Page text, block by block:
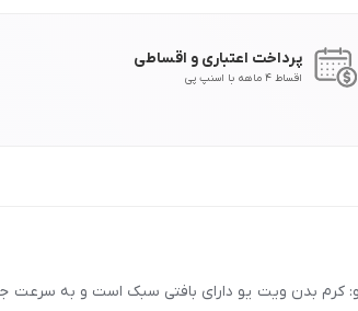
پرداخت اعتباری و اقساطی
اقساط 4 ماهه با اسنپ پی
لوسیون بدن حاوی عصاره پئونی مناسب پوست حساس حجم 200 میل ویت یو: کرم